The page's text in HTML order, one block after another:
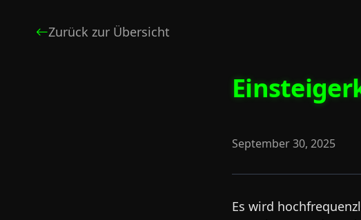
Zurück zur Übersicht
September 30, 2025
Es wird